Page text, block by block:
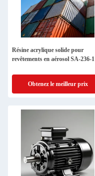
Résine acrylique solide pour
revêtements en aérosol SA-236-1
Obtenez le meilleur prix